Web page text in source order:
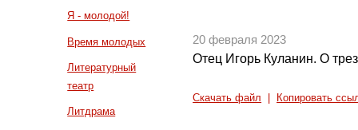
Я - молодой!
Время молодых
Литературный
театр
Литдрама
20 февраля 2023
Отец Игорь Куланин. О
Скачать файл Копировать